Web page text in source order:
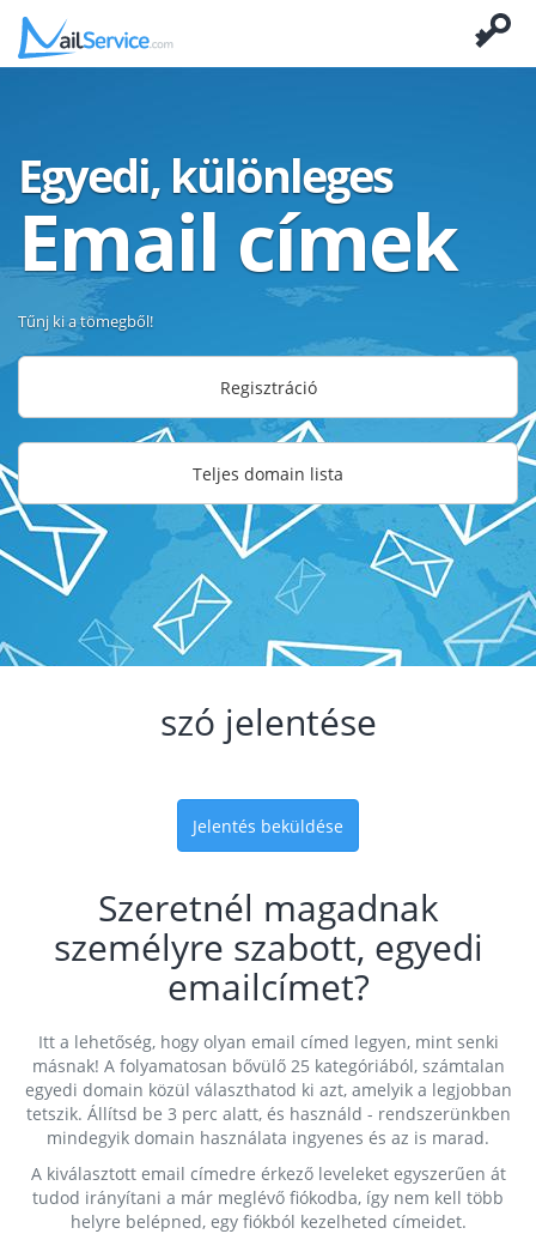
Egyedi, különleges
Email címek
Tűnj ki a tömegből!
Regisztráció
Teljes domain lista
szó jelentése
Jelentés beküldése
Szeretnél magadnak
személyre szabott, egyedi
emailcímet?
Itt a lehetőség, hogy olyan email címed legyen, mint senki
másnak! A folyamatosan bővülő 25 kategóriából, számtalan
egyedi domain közül választhatod ki azt, amelyik a legjobban
tetszik. Állítsd be 3 perc alatt, és használd - rendszerünkben
mindegyik domain használata ingyenes és az is marad.
A kiválasztott email címedre érkező leveleket egyszerűen át
tudod irányítani a már meglévő fiókodba, így nem kell több
helyre belépned, egy fiókból kezelheted címeidet.